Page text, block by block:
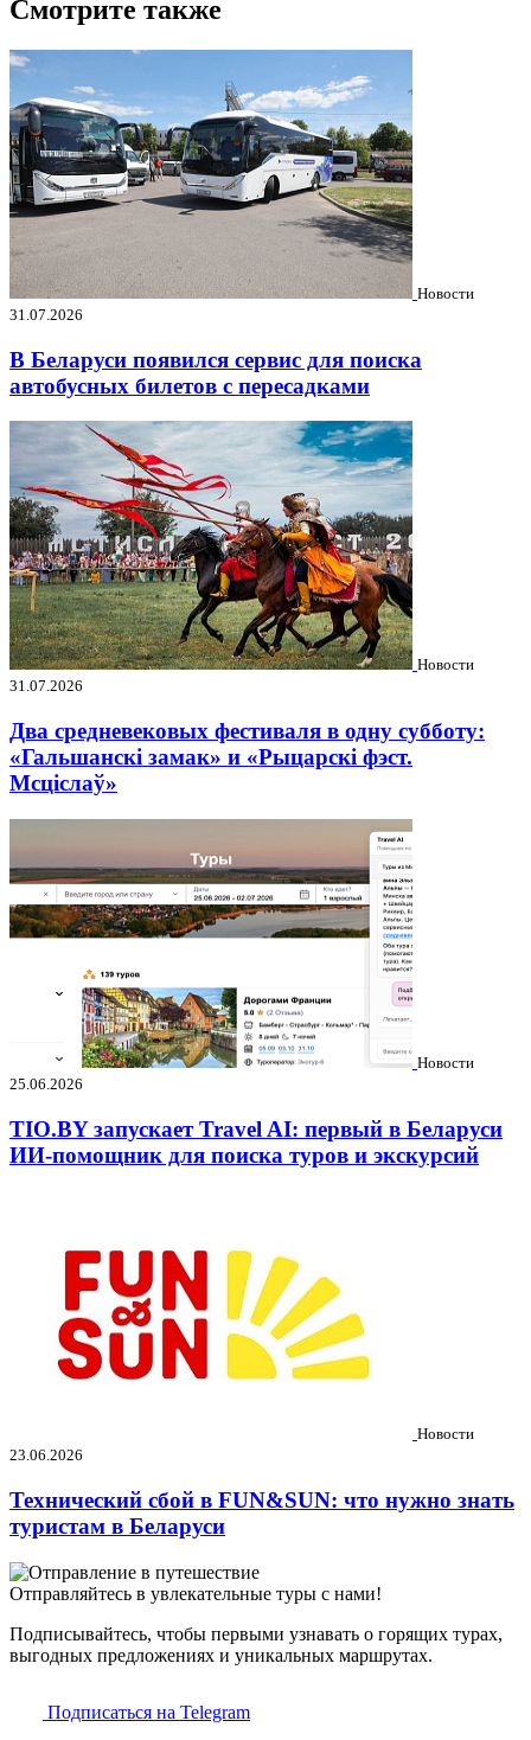
Смотрите также
Новости
31.07.2026
В Беларуси появился сервис для поиска
автобусных билетов с пересадками
Новости
31.07.2026
Два средневековых фестиваля в одну субботу:
«Гальшанскі замак» и «Рыцарскі фэст.
Мсціслаў»
Новости
25.06.2026
TIO.BY запускает Travel AI: первый в Беларуси
ИИ-помощник для поиска туров и экскурсий
Новости
23.06.2026
Технический сбой в FUN&SUN: что нужно знать
туристам в Беларуси
Отправляйтесь в увлекательные туры с нами!
Подписывайтесь, чтобы первыми узнавать о горящих турах,
выгодных предложениях и уникальных маршрутах.
Подписаться на Telegram